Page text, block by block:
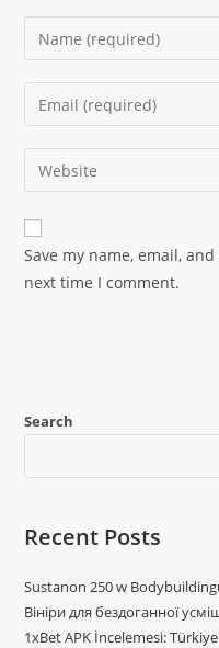
Save my name, email,
next time I comment.
Search
Recent Posts
Sustanon 250 w
Вініри для бездоганної
1xBet APK İncelemesi: